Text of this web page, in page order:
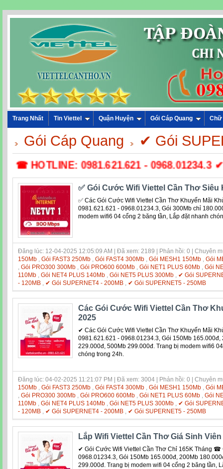
Trang Nhất Tin Viettel Quận Huyện Gói Cáp Quang Chữ
Gói Cáp Quang ✔ Gói
☎ HOTLINE: 0981.621.621 - 0968.01234.3
✅ Gói Cước Wifi Viettel Cần Thơ Siêu
✅ Các Gói Cước Wifi Viettel Cần Thơ Khuyến Mãi
0981.621.621 - 0968.01234.3, Gói 300Mb chỉ
modem wifi6 04 cổng 2 băng tần, Lắp đặt nhanh
Đăng lúc: 12-04-2025 12:05:09 AM | Đã xem: 2189 | Phản hồi: 0 | Chuyên
150Mb , Gói FAST3 250Mb , Gói FAST4 300Mb , Gói MESH1 150Mb , Gói
, Gói PRO300 300Mb , Gói PRO600 600Mb , Gói NET1 PLUS 60Mb , Gói
110Mb , Gói NET4 PLUS 140Mb , Gói NET5 PLUS 300Mb , ✔ Gói
- 120MB , ✔ Gói SUPERNET4 - 200MB , ✔ Gói SUPERNET5 - 250MB
Các Gói Cước Wifi Viettel Cần Thơ
2025
✔ Các Gói Cước Wifi Viettel Cần Thơ Khuyến Mãi
0981.621.621 - 0968.01234.3, Gói 150Mb
229.000đ, 500Mb 299.000đ. Trang bị modem wifi6
chóng trong 24h.
Đăng lúc: 04-02-2025 11:21:07 PM | Đã xem: 3004 | Phản hồi: 0 | Chuyên
150Mb
Gói FAST3 250Mb Gói FAST4 300Mb Gói MESH1 150Mb
Gói
Gói PRO300 300Mb Gói PRO600 600Mb Gói NET1 PLUS 60Mb
Gói
110Mb
Gói NET4 PLUS 140Mb Gói NET5 PLUS 300Mb
✔ Gói
- 120MB
✔ Gói SUPERNET4 - 200MB ✔ Gói SUPERNET5 - 250MB
Lắp Wifi Viettel Cần Thơ Giá Sinh
✔ Gói Cước Wifi Viettel Cần Thơ Chỉ 165K Tháng
0968.01234.3, Gói 150Mb 165.000đ, 200Mb
299.000đ. Trang bị modem wifi 04 cổng 2 băng tần,